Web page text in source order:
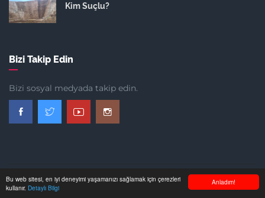
Anladım!
Bu web sitesi, en iyi deneyimi yaşamanızı sağlamak için çerezleri
kullanır. Detaylı Bilgi
Kim Suçlu?
Bizi Takip Edin
Bizi sosyal medyada takip edin.
Anasayfa Hakkımızda